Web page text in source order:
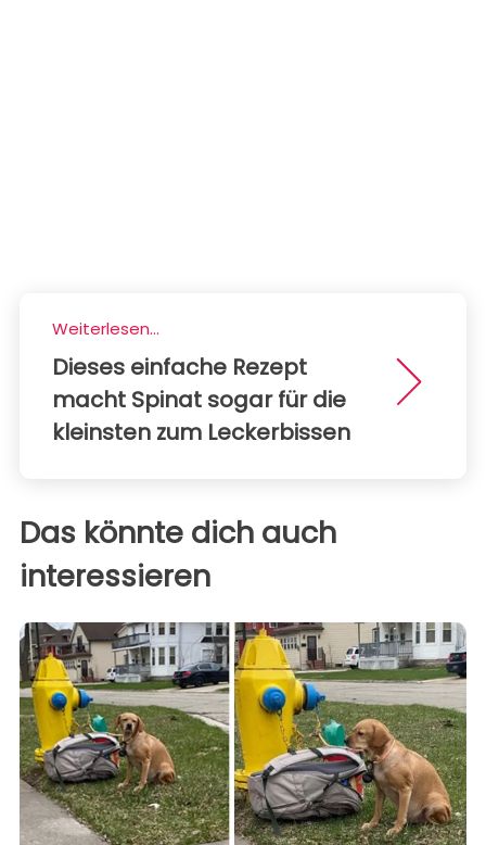
Weiterlesen...
Dieses einfache Rezept
macht Spinat sogar für die
kleinsten zum Leckerbissen
Das könnte dich auch
interessieren